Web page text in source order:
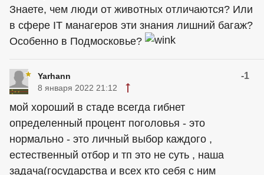
Знаете, чем люди от животных отличаются? Или
в сфере IT манагеров эти знания лишний багаж?
Особенно в Подмосковье?
Yarhann -1
8 января 2022 21:12
мой хороший в стаде всегда гибнет
определенный процент поголовья - это
нормально - это личный выбор каждого ,
естественный отбор и тп это не суть , наша
задача(государства и всех кто себя с ним